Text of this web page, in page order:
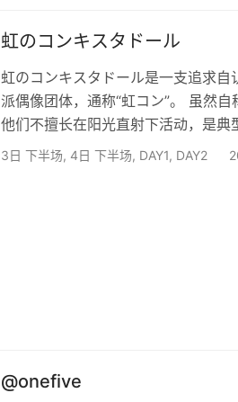
虹のコンキスタドール
虹のコンキスタドール是一支追求自
派偶像团体，通称“虹コン”。 虽然
他们不擅长在阳光直射下活动，是
コン以他们独特的热情演出正在征服
3日 下半场, 4日 下半场, DAY1, DAY2
@onefive